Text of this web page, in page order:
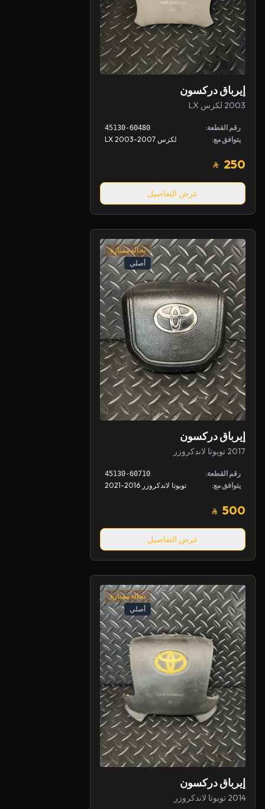
إيرباق دركسون
2003 لكزس LX
رقم القطعة: 45130-60480
يتوافق مع: لكزس LX 2003-2007
250
عرض التفاصيل
بحالة ممتازة
أصلي
إيرباق دركسون
2017 تويوتا لاندكروزر
رقم القطعة: 45130-60710
يتوافق مع: تويوتا لاندكروزر 2016-2021
500
عرض التفاصيل
بحالة ممتازة
أصلي
إيرباق دركسون
2014 تويوتا لاندكروزر